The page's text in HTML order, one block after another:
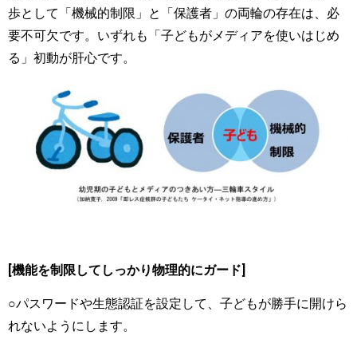
歩として「機械的制限」と「保護者」の両輪の存在は、必
要不可欠です。いずれも「子どもがメディアを使いはじめ
る」初動が肝心です。
[機能を制限してしっかり物理的にガード]
○パスワードや生態認証を設定して、子どもが勝手に開けら
れないようにします。